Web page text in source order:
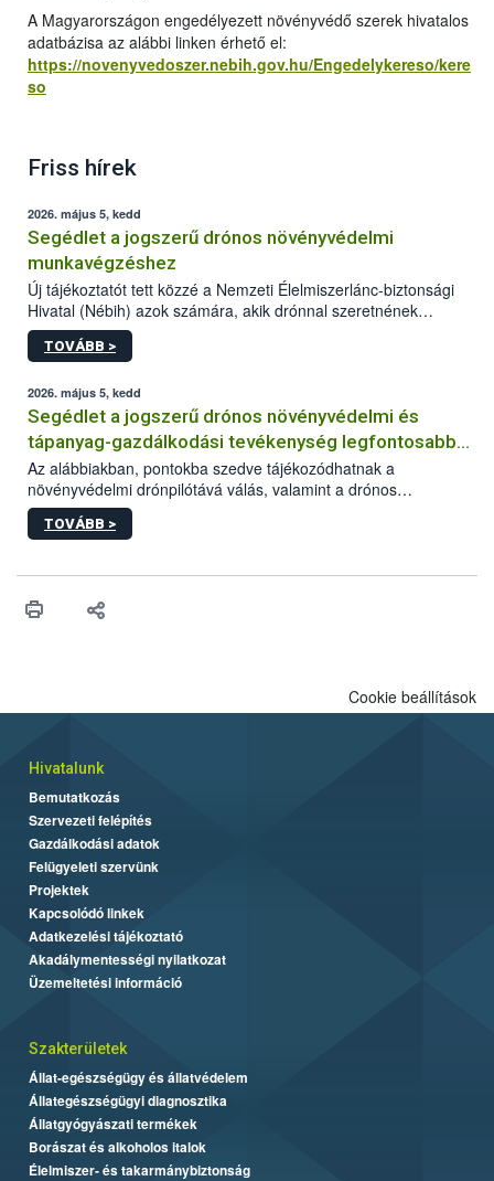
A Magyarországon engedélyezett növényvédő szerek hivatalos
adatbázisa az alábbi linken érhető el:
https://novenyvedoszer.nebih.gov.hu/Engedelykereso/kere
so
Friss hírek
2026. május 5, kedd
Segédlet a jogszerű drónos növényvédelmi
munkavégzéshez
Új tájékoztatót tett közzé a Nemzeti Élelmiszerlánc-biztonsági
Hivatal (Nébih) azok számára, akik drónnal szeretnének
növényvédelmi vagy tápanyag-gazdálkodási tevékenységet
végezni Magyarországon. Az összefoglaló részletesen
műszaki és hatósági feltételek.
TOVÁBB >
2026. május 5, kedd
Segédlet a jogszerű drónos növényvédelmi és
tápanyag-gazdálkodási tevékenység legfontosabb
feltételeiről
Az alábbiakban, pontokba szedve tájékozódhatnak a
növényvédelmi drónpilótává válás, valamint a drónos
növényvédelmi és tápanyag-gazdálkodási tevékenység
végzésének legfontosabb feltételeiről*.
TOVÁBB >
Cookie beállítások
Hivatalunk
Bemutatkozás
Szervezeti felépítés
Gazdálkodási adatok
Felügyeleti szervünk
Projektek
Kapcsolódó linkek
Adatkezelési tájékoztató
Akadálymentességi nyilatkozat
Üzemeltetési információ
Szakterületek
Állat-egészségügy és állatvédelem
Állategészségügyi diagnosztika
Állatgyógyászati termékek
Borászat és alkoholos italok
Élelmiszer- és takarmánybiztonság